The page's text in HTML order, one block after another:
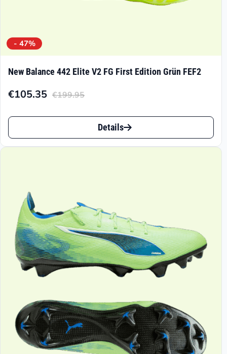
- 47%
New Balance 442 Elite V2 FG First Edition Grün FEF2
€199.95
Ursprünglicher
Preis
€199.95
€105.35
Aktueller
Preis
€105.35.
Dieses
Produkt
Varianten
auf.
Die
Optionen
können
Produktseite
gewählt
Details